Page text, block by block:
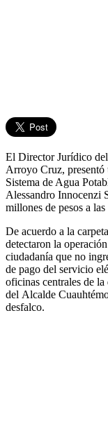
El Director Jurídico
Arroyo Cruz, presentó
Sistema de Agua
Alessandro Innocenzi
millones de pesos a
De acuerdo a la
detectaron la
ciudadanía que no
de pago del servicio
oficinas centrales de
del Alcalde
desfalco.